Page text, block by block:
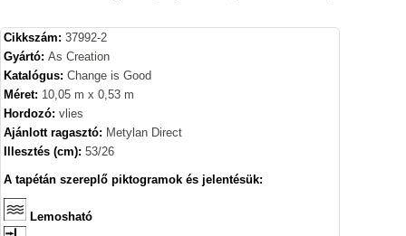
Cikkszám: 37992-2
Gyártó: As Creation
Katalógus: Change is Good
Méret: 10,05 m x 0,53 m
Hordozó: vlies
Ajánlott ragasztó: Metylan Direct
Illesztés (cm): 53/26
A tapétán szereplő piktogramok és jelentésük:
Lemosható